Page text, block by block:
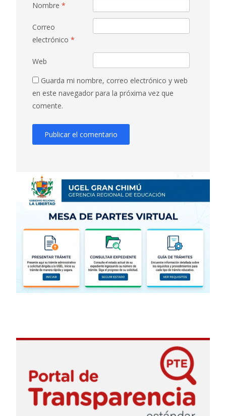
Nombre *
Correo
electrónico *
Web
Guarda mi nombre, correo electrónico y web
en este navegador para la próxima vez que
comente.